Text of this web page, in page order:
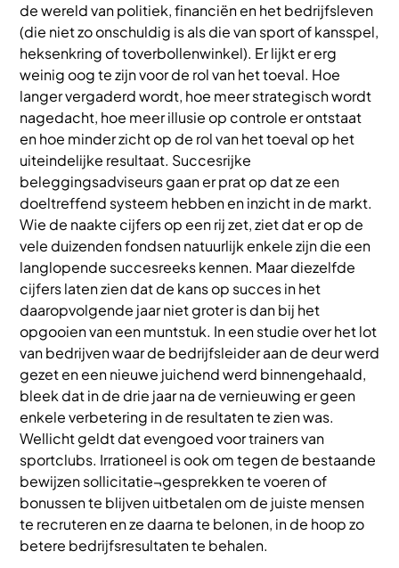
de wereld van politiek, financiën en het bedrijfsleven
(die niet zo onschuldig is als die van sport of kansspel,
heksenkring of toverbollenwinkel). Er lijkt er erg
weinig oog te zijn voor de rol van het toeval. Hoe
langer vergaderd wordt, hoe meer strategisch wordt
nagedacht, hoe meer illusie op controle er ontstaat
en hoe minder zicht op de rol van het toeval op het
uiteindelijke resultaat. Succesrijke
beleggingsadviseurs gaan er prat op dat ze een
doeltreffend systeem hebben en inzicht in de markt.
Wie de naakte cijfers op een rij zet, ziet dat er op de
vele duizenden fondsen natuurlijk enkele zijn die een
langlopende succesreeks kennen. Maar diezelfde
cijfers laten zien dat de kans op succes in het
daaropvolgende jaar niet groter is dan bij het
opgooien van een muntstuk. In een studie over het lot
van bedrijven waar de bedrijfsleider aan de deur werd
gezet en een nieuwe juichend werd binnengehaald,
bleek dat in de drie jaar na de vernieuwing er geen
enkele verbetering in de resultaten te zien was.
Wellicht geldt dat evengoed voor trainers van
sportclubs. Irrationeel is ook om tegen de bestaande
bewijzen sollicitatie¬gesprekken te voeren of
bonussen te blijven uitbetalen om de juiste mensen
te recruteren en ze daarna te belonen, in de hoop zo
betere bedrijfsresultaten te behalen.